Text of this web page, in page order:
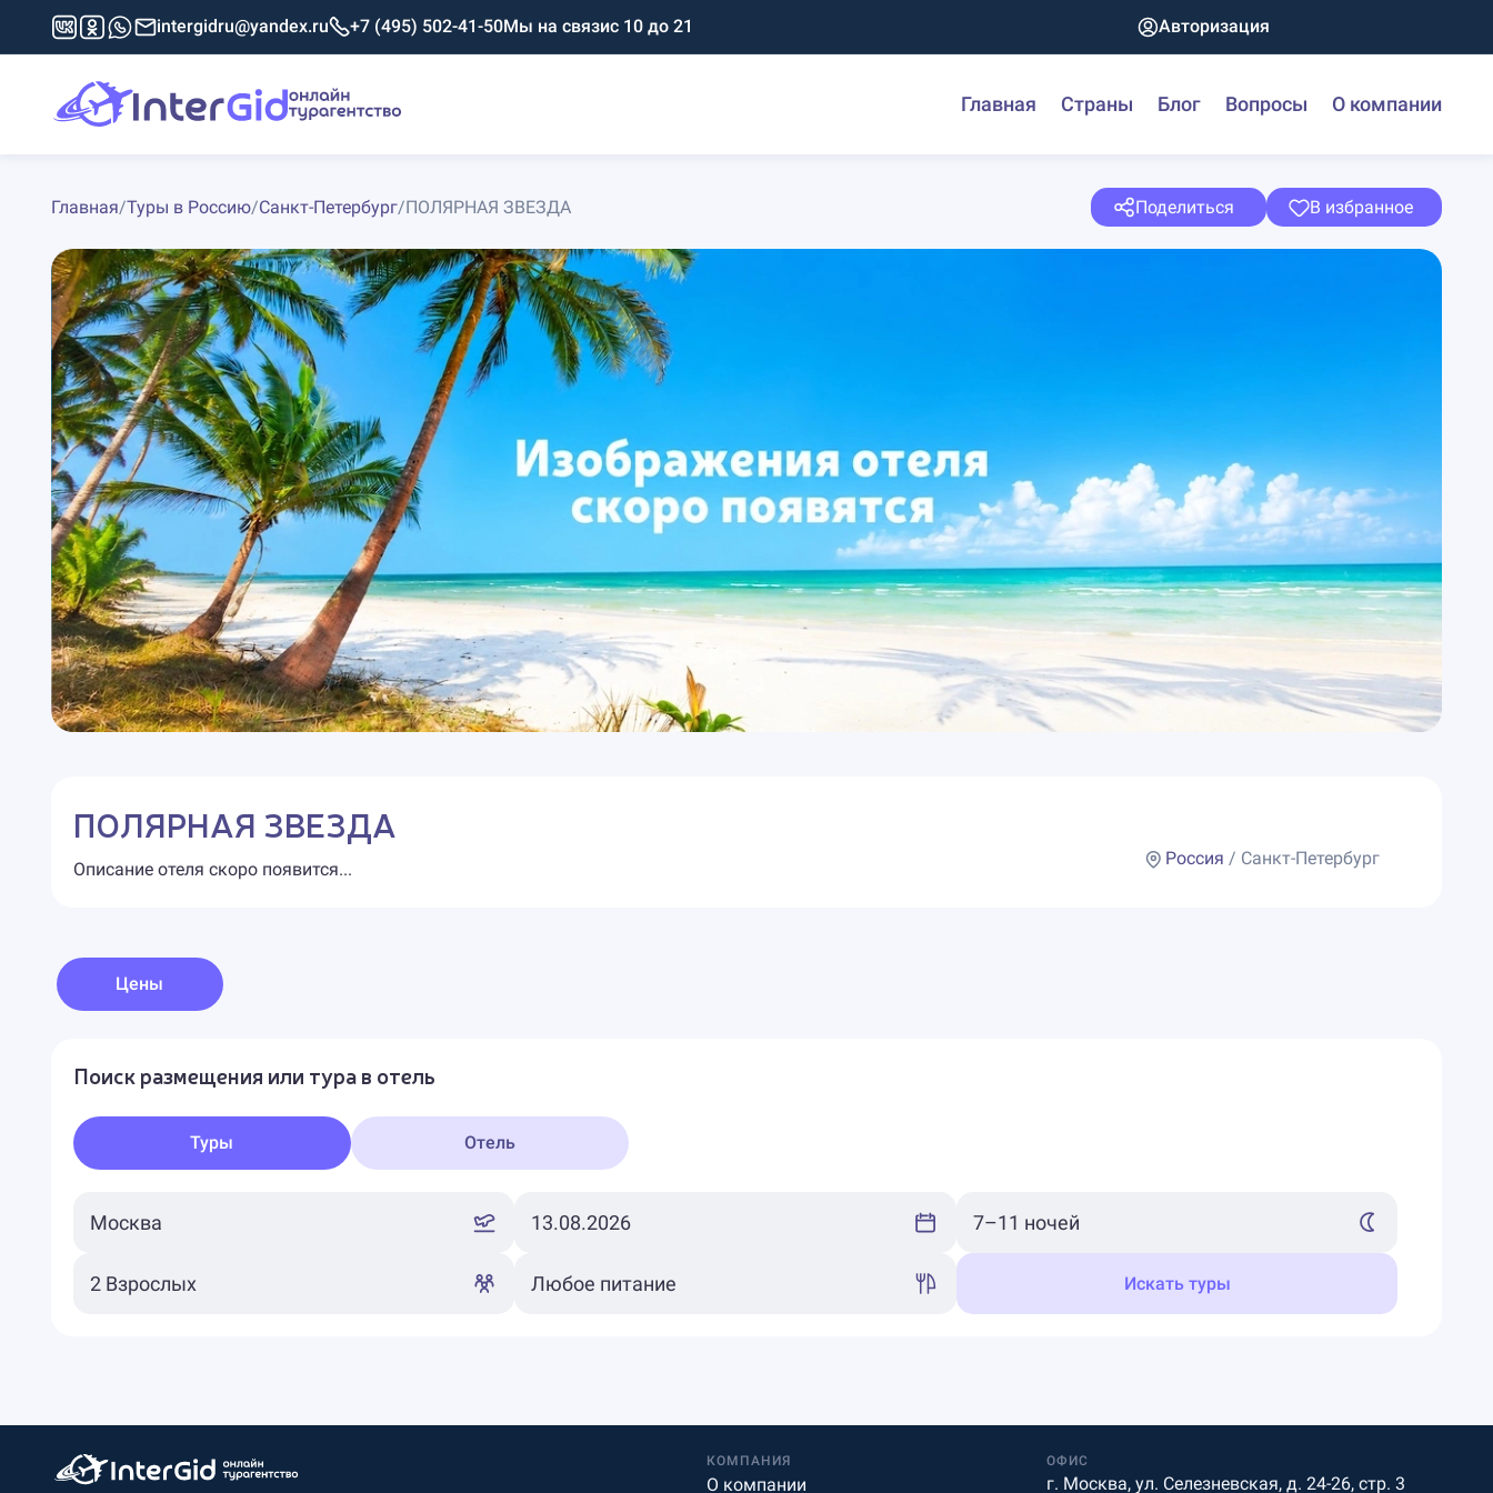
intergidru@yandex.ru +7 (495) 502-41-50Мы на связис 10 до 21 Авторизация
Главная Страны Блог Вопросы О компании
Главная/Туры в Россию/Санкт-Петербург/ПОЛЯРНАЯ ЗВЕЗДА Поделиться В избранное
ПОЛЯРНАЯ ЗВЕЗДА
Описание отеля скоро появится...
Россия / Санкт-Петербург
Цены
Поиск размещения или тура в отель
Туры Отель
Искать туры
КОМПАНИЯ
О компании
ОФИС
г. Москва, ул. Селезневская, д. 24-26, стр. 3